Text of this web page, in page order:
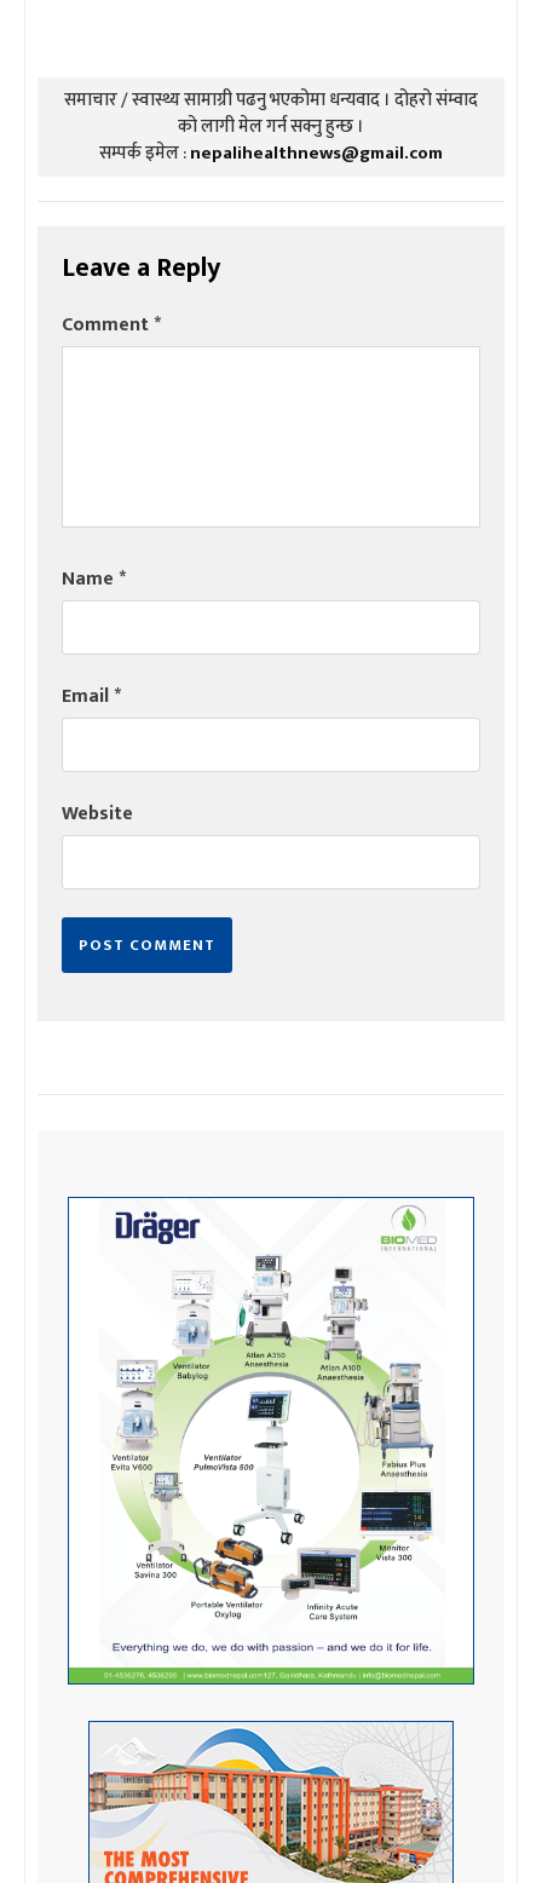
समाचार / स्वास्थ्य सामाग्री पढनु भएकोमा धन्यवाद । दोहरो संम्वाद
को लागी मेल गर्न सक्नु हुन्छ ।
सम्पर्क इमेल :nepalihealthnews@gmail.com
Leave a Reply
Comment*
Name*
Email*
Website